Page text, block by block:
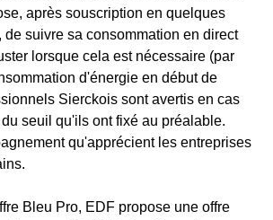
après souscription en quelques
de suivre sa consommation en direct
lorsque cela est nécessaire (par
d'énergie en début de
Sierckois sont avertis en cas
seuil qu'ils ont fixé au préalable.
qu'apprécient les entreprises
Bleu Pro, EDF propose une offre